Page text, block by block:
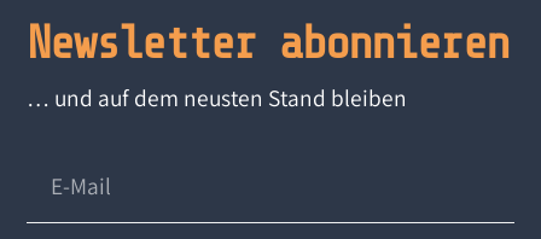
Newsletter abonnieren
… und auf dem neusten Stand bleiben